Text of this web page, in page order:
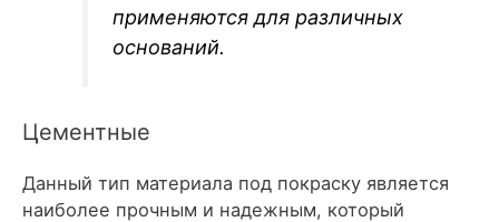
применяются для различных
оснований.
Цементные
Данный тип материала под покраску является
наиболее прочным и надежным, который